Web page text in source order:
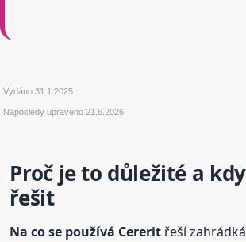
Vydáno31.1.2025
Naposledy upraveno21.6.2026
Proč je to důležité a
řešit
Na co se používá Cererit řeší